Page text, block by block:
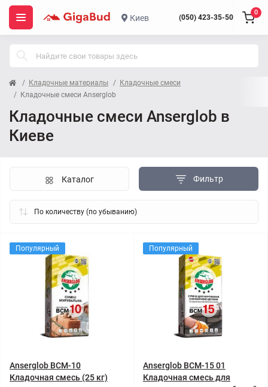
Киев (050) 423-35-50
0
Кладочные материалы
Кладочные смеси
Кладочные смеси Anserglob
Кладочные смеси Anserglob в
Киеве
Фильтр
Каталог
Популярный
Anserglob BCM-10
Кладочная смесь (25 кг)
Популярный
Anserglob BCM-15 01
Кладочная смесь для